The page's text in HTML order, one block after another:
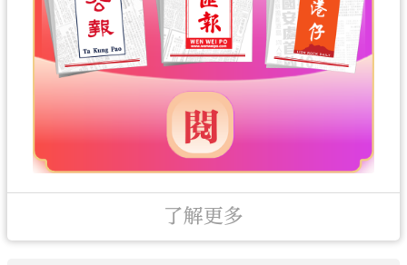
了解更多